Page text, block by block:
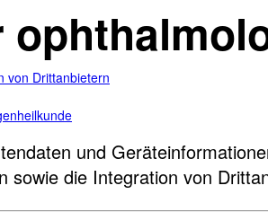
von Drittanbietern
und
die Integration von